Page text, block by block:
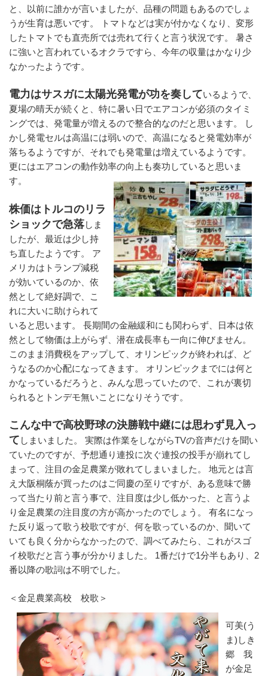
と、以前に誰かが言いましたが、品種の問題もあるのでしょ
うが生育は悪いです。 トマトなどは実が付かなくなり、変形
したトマトでも直売所では売れて行くと言う状況です。 暑さ
に強いと言われているオクラですら、今年の収量はかなり少
なかったようです。
電力はサスガに太陽光発電が功を奏しているようで、
夏場の晴天が続くと、特に暑い日でエアコンが必須のタイミ
ングでは、発電量が増えるので整合的なのだと思います。 し
かし発電セルは高温には弱いので、高温になると発電効率が
落ちるようですが、それでも発電量は増えているようです。
更にはエアコンの動作効率の向上も奏功していると思いま
す。
株価はトルコのリラ
ショックで急落しま
したが、最近は少し持
ち直したようです。 ア
メリカはトランプ減税
が効いているのか、依
然として絶好調で、こ
れに大いに助けられて
いると思います。 長期間の金融緩和にも関わらず、日本は依
然として物価は上がらず、潜在成長率も一向に伸びません。
このまま消費税をアップして、オリンピックが終われば、ど
うなるのか心配になってきます。 オリンピックまでには何と
かなっているだろうと、みんな思っていたので、これが裏切
られるとトンデモ無いことになりそうです。
こんな中で高校野球の決勝戦中継には思わず見入っ
て しまいました。 実際は作業をしながらTVの音声だけを聞い
ていたのですが、予想通り連投に次ぐ連投の投手が崩れてし
まって、注目の金足農業が敗れてしまいました。 地元とは言
え大阪桐蔭が買ったのはご同慶の至りですが、ある意味で勝
って当たり前と言う事で、注目度は少し低かった、と言うよ
り金足農業の注目度の方が高かったのでしょう。 有名になっ
た反り返って歌う校歌ですが、何を歌っているのか、聞いて
いても良く分からなかったので、調べてみたら、これがスゴ
イ校歌だと言う事が分かりました。 1番だけで1分半もあり、2
番以降の歌詞は不明でした。
＜金足農業高校 校歌＞
可美(う
ま)しき
郷 我
が金足